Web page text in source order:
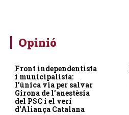
Opinió
Front independentista
i municipalista:
l’única via per salvar
Girona de l’anestèsia
del PSC i el verí
d’Aliança Catalana